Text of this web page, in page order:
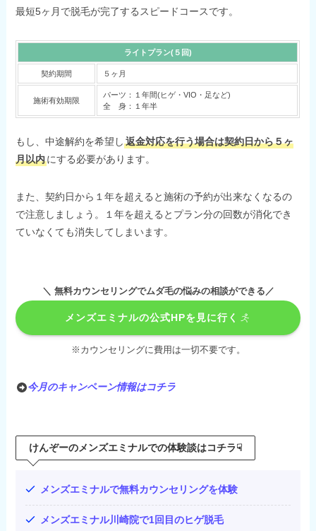
最短5ヶ月で脱毛が完了するスピードコースです。
ライトプラン(５回)
契約期間 ５ヶ月
施術有効期限
パーツ：１年間(ヒゲ・VIO・足など)
全 身：１年半
もし、中途解約を希望し返金対応を行う場合は契約日から５ヶ
月以内にする必要があります。
また、契約日から１年を超えると施術の予約が出来なくなるの
で注意しましょう。１年を超えるとプラン分の回数が消化でき
ていなくても消失してしまいます。
＼ 無料カウンセリングでムダ毛の悩みの相談ができる／
メンズエミナルの公式HPを見に行く
※カウンセリングに費用は一切不要です。
今月のキャンペーン情報はコチラ
けんぞーのメンズエミナルでの体験談はコチラ☟
メンズエミナルで無料カウンセリングを体験
メンズエミナル川崎院で1回目のヒゲ脱毛